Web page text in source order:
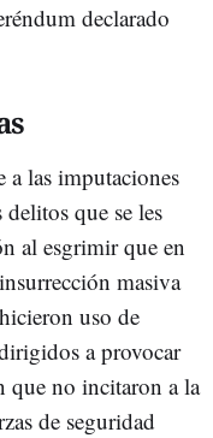
declarado
a las imputaciones
que se les
al esgrimir que en
masiva
uso de
a provocar
que no incitaron a la
de seguridad